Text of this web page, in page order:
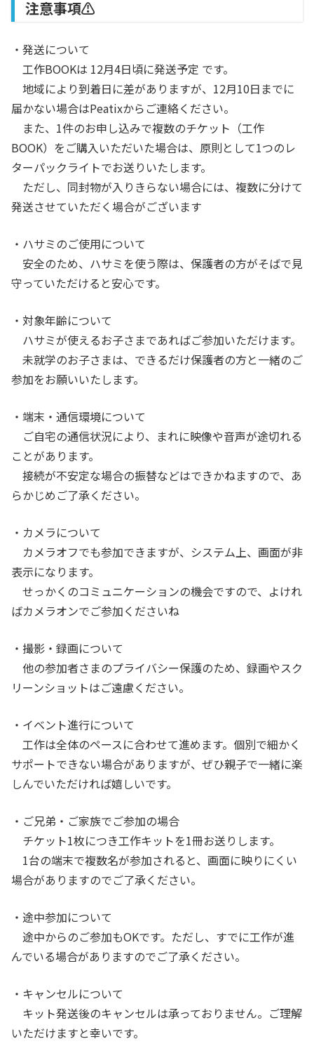
注意事項⚠︎
・発送について
工作BOOKは 12月4日頃に発送予定 です。
地域により到着日に差がありますが、12月10日までに
届かない場合はPeatixからご連絡ください。
また、1件のお申し込みで複数のチケット（工作
BOOK）をご購入いただいた場合は、原則として1つのレ
ターパックライトでお送りいたします。
ただし、同封物が入りきらない場合には、複数に分けて
発送させていただく場合がございます
・ハサミのご使用について
安全のため、ハサミを使う際は、保護者の方がそばで見
守っていただけると安心です。
・対象年齢について
ハサミが使えるお子さまであればご参加いただけます。
未就学のお子さまは、できるだけ保護者の方と一緒のご
参加をお願いいたします。
・端末・通信環境について
ご自宅の通信状況により、まれに映像や音声が途切れる
ことがあります。
接続が不安定な場合の振替などはできかねますので、あ
らかじめご了承ください。
・カメラについて
カメラオフでも参加できますが、システム上、画面が非
表示になります。
せっかくのコミュニケーションの機会ですので、よけれ
ばカメラオンでご参加くださいね
・撮影・録画について
他の参加者さまのプライバシー保護のため、録画やスク
リーンショットはご遠慮ください。
・イベント進行について
工作は全体のペースに合わせて進めます。個別で細かく
サポートできない場合がありますが、ぜひ親子で一緒に楽
しんでいただければ嬉しいです。
・ご兄弟・ご家族でご参加の場合
チケット1枚につき工作キットを1冊お送りします。
1台の端末で複数名が参加されると、画面に映りにくい
場合がありますのでご了承ください。
・途中参加について
途中からのご参加もOKです。ただし、すでに工作が進
んでいる場合がありますのでご了承ください。
・キャンセルについて
キット発送後のキャンセルは承っておりません。ご理解
いただけますと幸いです。